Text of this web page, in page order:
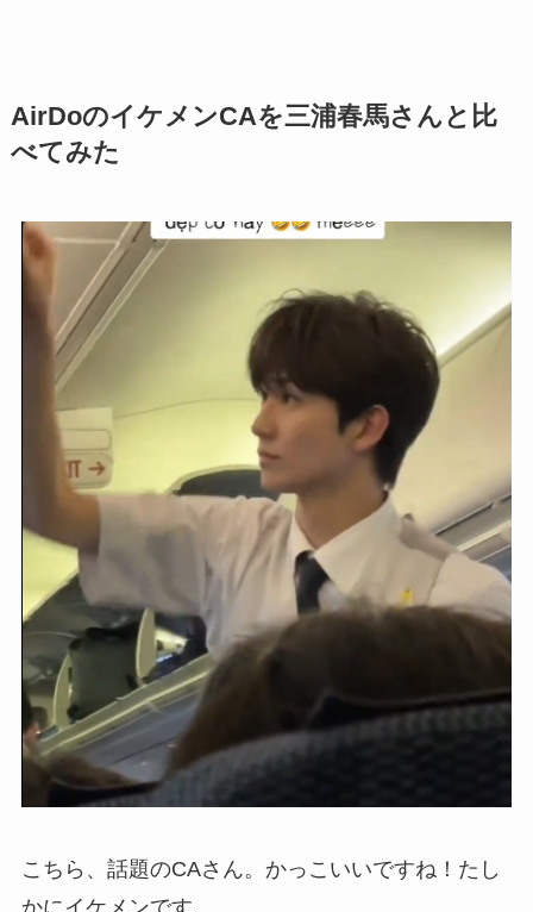
AirDoのイケメンCAを三浦春馬さんと比
べてみた
こちら、話題のCAさん。かっこいいですね！たし
かにイケメンです。